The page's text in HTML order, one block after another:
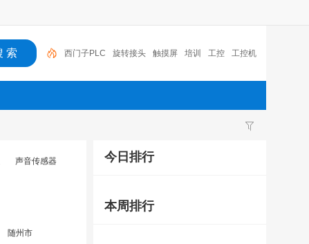
西门子PLC 旋转接头 触摸屏 培训 工控 工控机
变送器 球阀 plc 阀门
声音传感器
随州市
今日排行
本周排行